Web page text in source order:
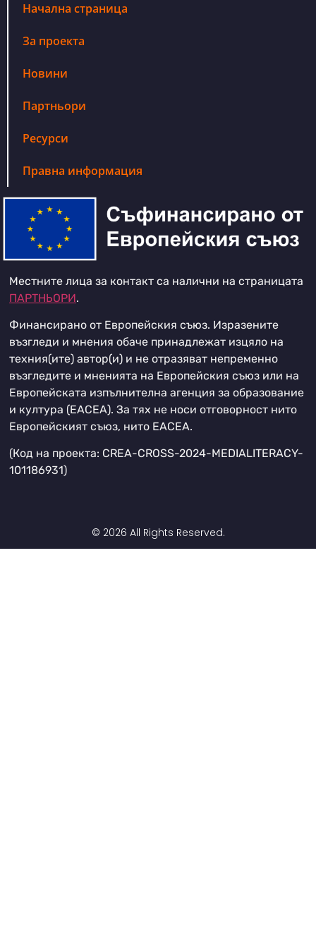
Начална страница
За проекта
Новини
Партньори
Ресурси
Правна информация
Местните лица за контакт са налични на страницата
ПАРТНЬОРИ.
Финансирано от Европейския съюз. Изразените
възгледи и мнения обаче принадлежат изцяло на
техния(ите) автор(и) и не отразяват непременно
възгледите и мненията на Европейския съюз или на
Европейската изпълнителна агенция за образование
и култура (EACEA). За тях не носи отговорност нито
Европейският съюз, нито EACEA.
(Код на проекта: CREA-CROSS-2024-MEDIALITERACY-
101186931)
© 2026 All Rights Reserved.